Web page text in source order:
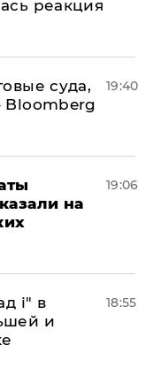
реакция
суда,
Bloomberg
19:40
на
19:06
і" в
и
18:55